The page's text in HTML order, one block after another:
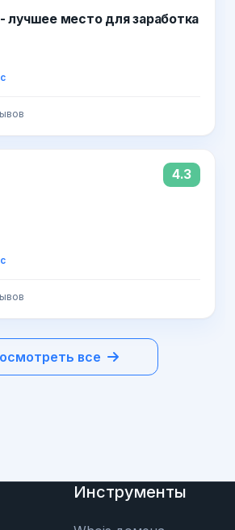
лучшее место для заработка
4.3
все
Инструменты